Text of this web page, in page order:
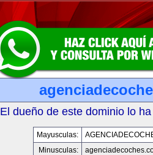
El dueño de este dominio lo
Mayusculas:
Minusculas: